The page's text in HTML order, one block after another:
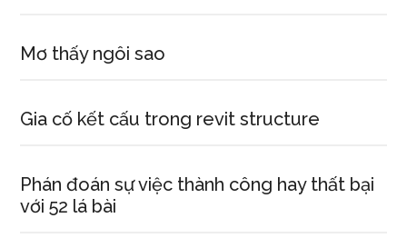
Mơ thấy ngôi sao
Gia cố kết cấu trong revit structure
Phán đoán sự việc thành công hay thất bại
với 52 lá bài